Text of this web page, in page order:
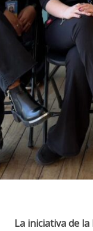
La iniciativa de